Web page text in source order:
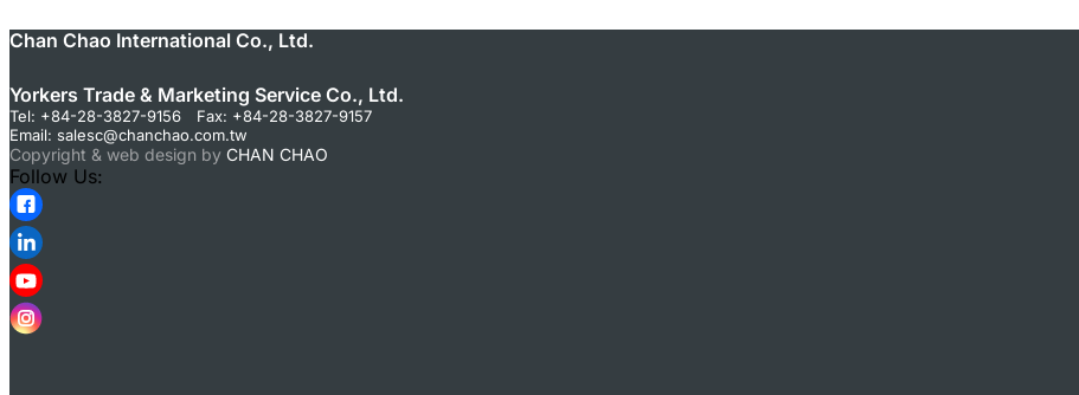
Chan Chao International Co., Ltd.
Yorkers Trade & Marketing Service Co., Ltd.
Tel: +84-28-3827-9156 Fax: +84-28-3827-9157
Email: salesc@chanchao.com.tw
Copyright & web design by CHAN CHAO
Follow Us: